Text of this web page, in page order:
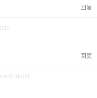
回复
回复
via Android